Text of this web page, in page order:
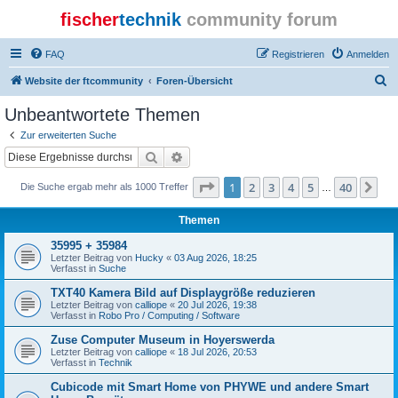
fischertechnik community forum
FAQ Anmelden
Registrieren
Website der ftcommunity Foren-Übersicht
Unbeantwortete Themen
Zur erweiterten Suche
Suche
Die Suche ergab mehr als 1000 Treffer Seite 1von 40
1 2 3 4 5 40
Themen
35995 + 35984
Letzter Beitrag von Hucky « 03 Aug 2026, 18:25
Verfasst in Suche
TXT40 Kamera Bild auf Displaygröße reduzieren
Letzter Beitrag von calliope « 20 Jul 2026, 19:38
Verfasst in Robo Pro / Computing / Software
Zuse Computer Museum in Hoyerswerda
Letzter Beitrag von calliope « 18 Jul 2026, 20:53
Verfasst in Technik
Cubicode mit Smart Home von PHYWE und andere Smart